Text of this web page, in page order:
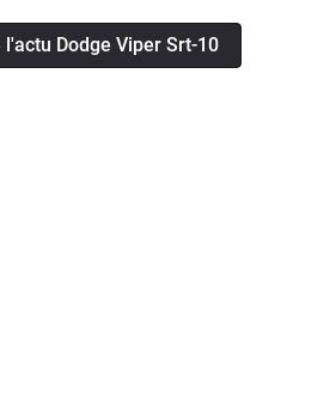
Dodge Viper Srt-10